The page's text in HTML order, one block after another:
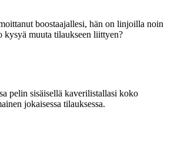
boostaajallesi, hän on linjoilla noin
kysyä muuta tilaukseen liittyen?
kojelaudallasi heti kun se päättyy, ja
lisää Striimaus kassalla.
pelin sisäisellä kaverilistallasi koko
jokaisessa tilauksessa.